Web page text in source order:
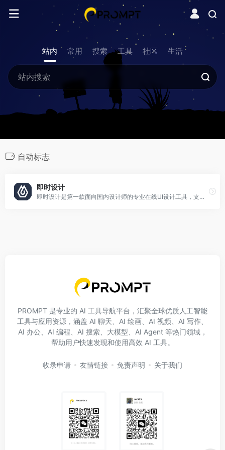
站内 常用 搜索 工具 社区 生活
自动标志
即时设计
即时设计是第一款面向国内设计师的专业在线UI设计工具，支持多人实时协作、原型交互、资源管理与开发标注，拥有海量的设计资源与素材。兼容Figma、Sketch、XD文件格式，浏览器即可使用，永久免费。立即体验高效、流畅的国产设计工具！
PROMPT 是专业的 AI 工具导航平台，汇聚全球优质人工智能
工具与应用资源，涵盖 AI 聊天、AI 绘画、AI 视频、AI 写作、
AI 办公、AI 编程、AI 搜索、大模型、AI Agent 等热门领域，
帮助用户快速发现和使用高效 AI 工具。
收录申请 友情链接 免责声明 关于我们